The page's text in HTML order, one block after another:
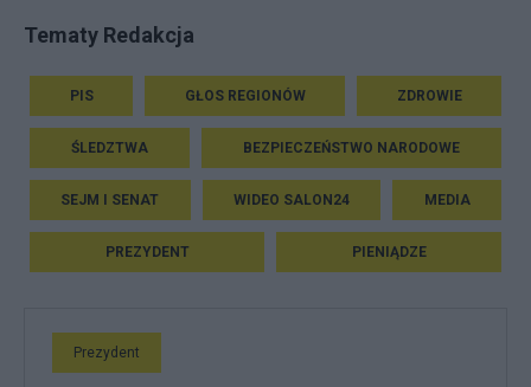
Tematy Redakcja
PIS GŁOS REGIONÓW ZDROWIE
ŚLEDZTWA BEZPIECZEŃSTWO NARODOWE
SEJM I SENAT WIDEO SALON24 MEDIA
PREZYDENT PIENIĄDZE
Prezydent